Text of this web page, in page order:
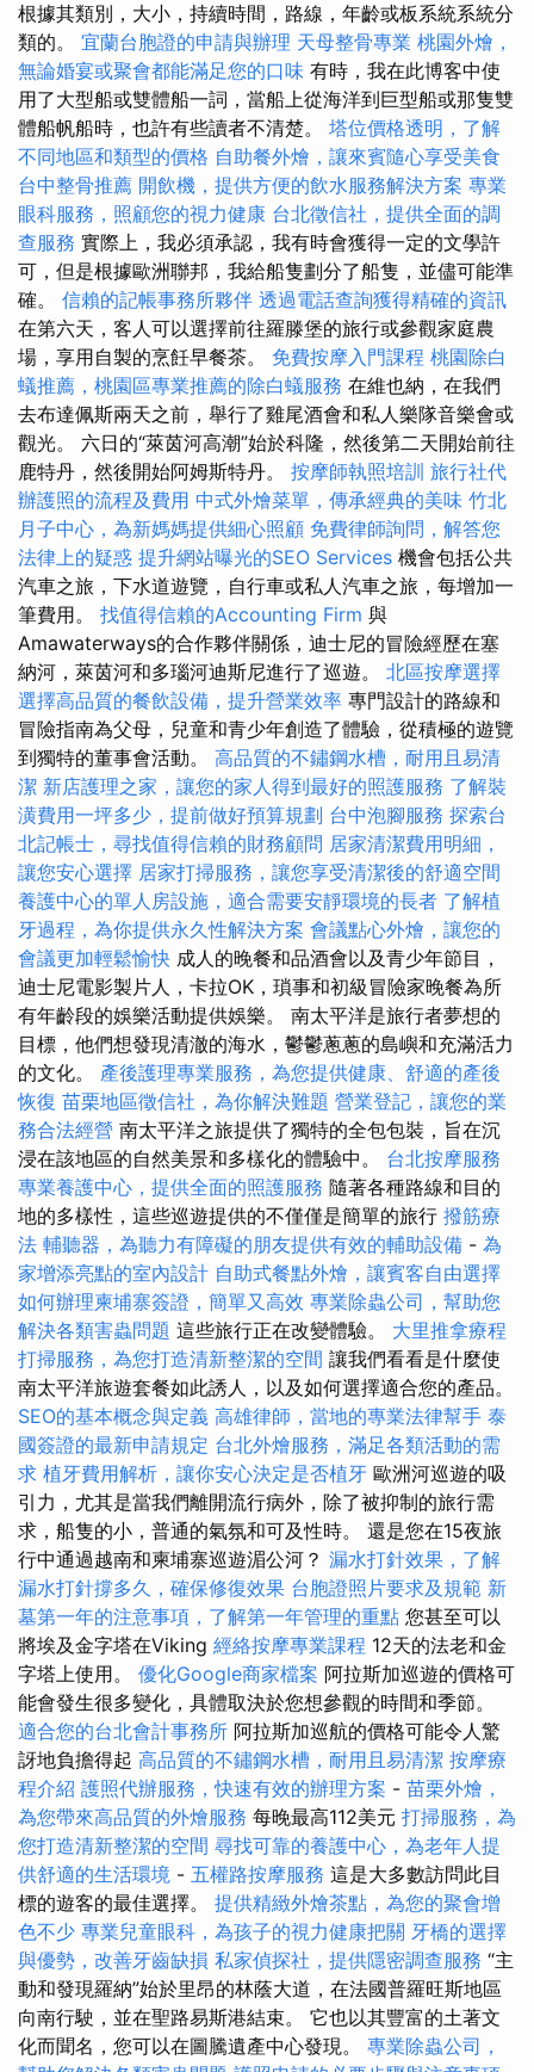
根據其類別，大小，持續時間，路線，年齡或板系統系統分
類的。 宜蘭台胞證的申請與辦理 天母整骨專業 桃園外燴，
無論婚宴或聚會都能滿足您的口味 有時，我在此博客中使
用了大型船或雙體船一詞，當船上從海洋到巨型船或那隻雙
體船帆船時，也許有些讀者不清楚。 塔位價格透明，了解
不同地區和類型的價格 自助餐外燴，讓來賓隨心享受美食
台中整骨推薦 開飲機，提供方便的飲水服務解決方案 專業
眼科服務，照顧您的視力健康 台北徵信社，提供全面的調
查服務 實際上，我必須承認，我有時會獲得一定的文學許
可，但是根據歐洲聯邦，我給船隻劃分了船隻，並儘可能準
確。 信賴的記帳事務所夥伴 透過電話查詢獲得精確的資訊
在第六天，客人可以選擇前往羅滕堡的旅行或參觀家庭農
場，享用自製的烹飪早餐茶。 免費按摩入門課程 桃園除白
蟻推薦，桃園區專業推薦的除白蟻服務 在維也納，在我們
去布達佩斯兩天之前，舉行了雞尾酒會和私人樂隊音樂會或
觀光。 六日的“萊茵河高潮”始於科隆，然後第二天開始前往
鹿特丹，然後開始阿姆斯特丹。 按摩師執照培訓 旅行社代
辦護照的流程及費用 中式外燴菜單，傳承經典的美味 竹北
月子中心，為新媽媽提供細心照顧 免費律師詢問，解答您
法律上的疑惑 提升網站曝光的SEO Services 機會包括公共
汽車之旅，下水道遊覽，自行車或私人汽車之旅，每增加一
筆費用。 找值得信賴的Accounting Firm 與
Amawaterways的合作夥伴關係，迪士尼的冒險經歷在塞
納河，萊茵河和多瑙河迪斯尼進行了巡遊。 北區按摩選擇
選擇高品質的餐飲設備，提升營業效率 專門設計的路線和
冒險指南為父母，兒童和青少年創造了體驗，從積極的遊覽
到獨特的董事會活動。 高品質的不鏽鋼水槽，耐用且易清
潔 新店護理之家，讓您的家人得到最好的照護服務 了解裝
潢費用一坪多少，提前做好預算規劃 台中泡腳服務 探索台
北記帳士，尋找值得信賴的財務顧問 居家清潔費用明細，
讓您安心選擇 居家打掃服務，讓您享受清潔後的舒適空間
養護中心的單人房設施，適合需要安靜環境的長者 了解植
牙過程，為你提供永久性解決方案 會議點心外燴，讓您的
會議更加輕鬆愉快 成人的晚餐和品酒會以及青少年節目，
迪士尼電影製片人，卡拉OK，瑣事和初級冒險家晚餐為所
有年齡段的娛樂活動提供娛樂。 南太平洋是旅行者夢想的
目標，他們想發現清澈的海水，鬱鬱蔥蔥的島嶼和充滿活力
的文化。 產後護理專業服務，為您提供健康、舒適的產後
恢復 苗栗地區徵信社，為你解決難題 營業登記，讓您的業
務合法經營 南太平洋之旅提供了獨特的全包包裝，旨在沉
浸在該地區的自然美景和多樣化的體驗中。 台北按摩服務
專業養護中心，提供全面的照護服務 隨著各種路線和目的
地的多樣性，這些巡遊提供的不僅僅是簡單的旅行 撥筋療
法 輔聽器，為聽力有障礙的朋友提供有效的輔助設備 - 為
家增添亮點的室內設計 自助式餐點外燴，讓賓客自由選擇
如何辦理柬埔寨簽證，簡單又高效 專業除蟲公司，幫助您
解決各類害蟲問題 這些旅行正在改變體驗。 大里推拿療程
打掃服務，為您打造清新整潔的空間 讓我們看看是什麼使
南太平洋旅遊套餐如此誘人，以及如何選擇適合您的產品。
SEO的基本概念與定義 高雄律師，當地的專業法律幫手 泰
國簽證的最新申請規定 台北外燴服務，滿足各類活動的需
求 植牙費用解析，讓你安心決定是否植牙 歐洲河巡遊的吸
引力，尤其是當我們離開流行病外，除了被抑制的旅行需
求，船隻的小，普通的氣氛和可及性時。 還是您在15夜旅
行中通過越南和柬埔寨巡遊湄公河？ 漏水打針效果，了解
漏水打針撐多久，確保修復效果 台胞證照片要求及規範 新
墓第一年的注意事項，了解第一年管理的重點 您甚至可以
將埃及金字塔在Viking 經絡按摩專業課程 12天的法老和金
字塔上使用。 優化Google商家檔案 阿拉斯加巡遊的價格可
能會發生很多變化，具體取決於您想參觀的時間和季節。
適合您的台北會計事務所 阿拉斯加巡航的價格可能令人驚
訝地負擔得起 高品質的不鏽鋼水槽，耐用且易清潔 按摩療
程介紹 護照代辦服務，快速有效的辦理方案 - 苗栗外燴，
為您帶來高品質的外燴服務 每晚最高112美元 打掃服務，為
您打造清新整潔的空間 尋找可靠的養護中心，為老年人提
供舒適的生活環境 - 五權路按摩服務 這是大多數訪問此目
標的遊客的最佳選擇。 提供精緻外燴茶點，為您的聚會增
色不少 專業兒童眼科，為孩子的視力健康把關 牙橋的選擇
與優勢，改善牙齒缺損 私家偵探社，提供隱密調查服務 “主
動和發現羅納”始於里昂的林蔭大道，在法國普羅旺斯地區
向南行駛，並在聖路易斯港結束。 它也以其豐富的土著文
化而聞名，您可以在圖騰遺產中心發現。 專業除蟲公司，